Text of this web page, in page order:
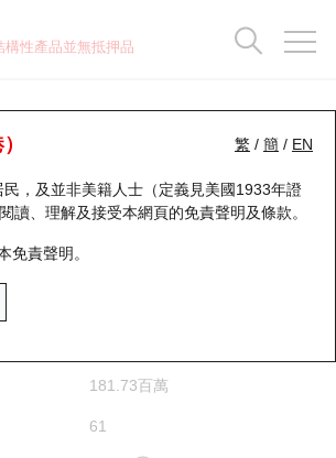
構性產品並無抵押品
繁 / 簡 / EN
，及並非美籍人士（定義見美國1933年證
讀、理解及接受本網頁的免責聲明及條款。
免責聲明。
密
181.73百萬
61